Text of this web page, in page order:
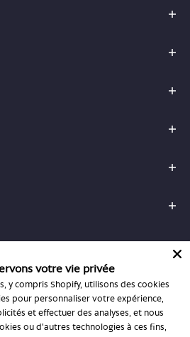
votre vie privée
y compris Shopify, utilisons des cookies
pour personnaliser votre expérience,
et effectuer des analyses, et nous
ou d'autres technologies à ces fins,